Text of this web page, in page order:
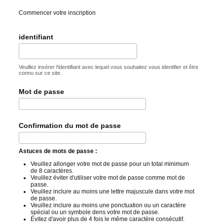
Commencer votre inscription
identifiant
Veuillez insérer l'identifiant avec lequel vous souhaitez vous identifier et être
connu sur ce site.
Mot de passe
Confirmation du mot de passe
Astuces de mots de passe :
Veuillez allonger votre mot de passe pour un total minimum
de 8 caractères.
Veuillez éviter d'utiliser votre mot de passe comme mot de
passe.
Veuillez inclure au moins une lettre majuscule dans votre mot
de passe.
Veuillez inclure au moins une ponctuation ou un caractère
spécial ou un symbole dens votre mot de passe.
Évitez d'avoir plus de 4 fois le même caractère consécutif.